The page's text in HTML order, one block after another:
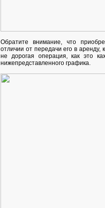
Обратите внимание, что
отличии от передачи его в аренду,
не дорогая операция, как это
нижепредставленного графика.